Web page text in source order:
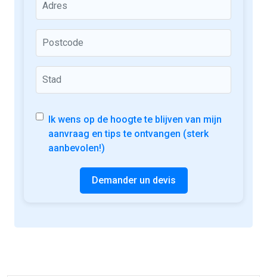
Ik wens op de hoogte te blijven van mijn
aanvraag en tips te ontvangen (sterk
aanbevolen!)
Demander un devis